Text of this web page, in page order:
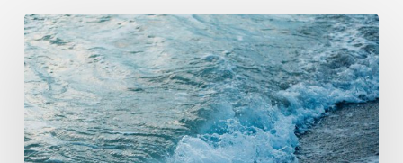
Komentár
k
textom
na
19.
nedeľu